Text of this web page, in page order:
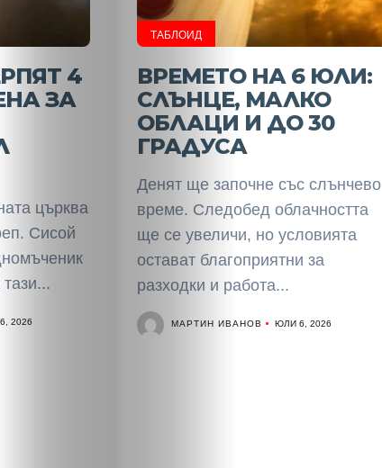
обяви
Таблоид
Новини
4
ЗА
църква
Сисой
2026
ТАБЛОИД
ВРЕМЕТО НА 6 ЮЛИ:
СЛЪНЦЕ, МАЛКО
ОБЛАЦИ И ДО 30
ГРАДУСА
Денят ще започне със слънчево
време. Следобед облачността
ще се увеличи, но условията
остават благоприятни за
разходки и работа...
МАРТИН ИВАНОВ ЮЛИ 6, 2026